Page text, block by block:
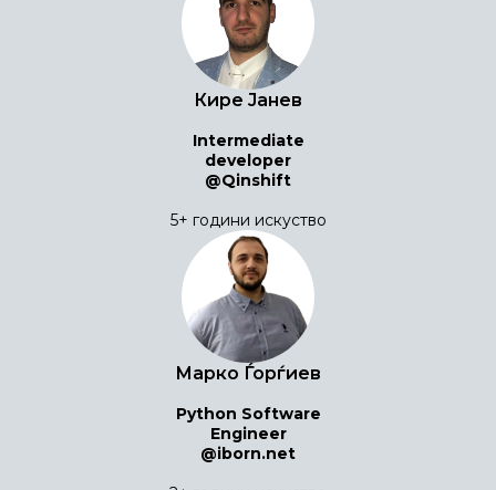
Кире Јанев
Intermediate
developer
@Qinshift
5+ години искуство
Марко Ѓорѓиев
Python Software
Engineer
@iborn.net